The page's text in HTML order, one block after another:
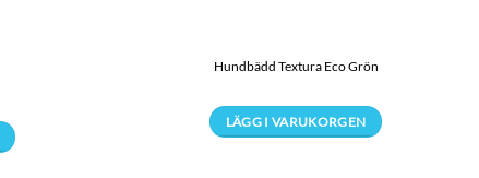
Hundbädd Textura Eco Grön
LÄGG I VARUKORGEN